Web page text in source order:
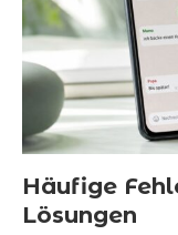
Häufige
Lösungen